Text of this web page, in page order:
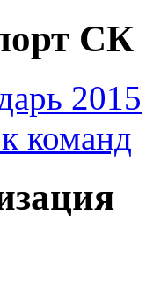
СК
2015
команд